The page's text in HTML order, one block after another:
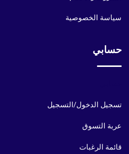
سياسة الخصوصية
حسابي
تسجيل الدخول/التسجيل
عربة التسوق
قائمة الرغبات